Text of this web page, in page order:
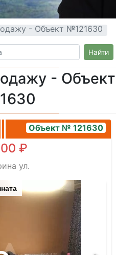
- Объект №121630
Найти
- Объект
Объект № 121630
₽
ул.